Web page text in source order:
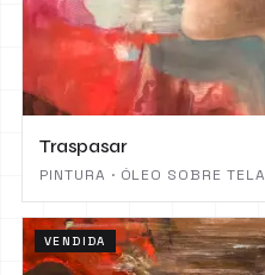
Traspasar
PINTURA · ÓLEO SOBRE TELA
VENDIDA